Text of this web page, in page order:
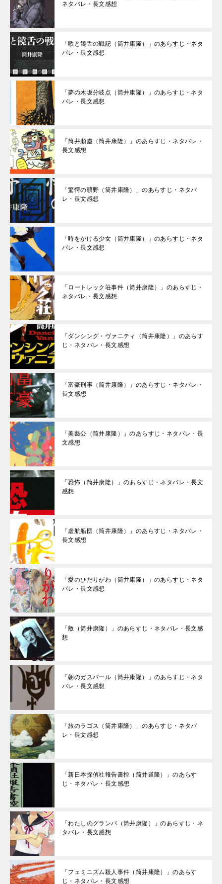
ネタバレ・長文感想
「歌と饒舌の戦記（筒井康隆）」のあらすじ・ネタ
バレ・長文感想
「夢の木坂分岐点（筒井康隆）」のあらすじ・ネタ
バレ・長文感想
「筒井順慶（筒井康隆）」のあらすじ・ネタバレ・
長文感想
「驚愕の曠野（筒井康隆）」のあらすじ・ネタバ
レ・長文感想
「時をかける少女（筒井康隆）」のあらすじ・ネタ
バレ・長文感想
「ロートレック荘事件（筒井康隆）」のあらすじ・
ネタバレ・長文感想
「ダンシング・ヴァニティ（筒井康隆）」のあらす
じ・ネタバレ・長文感想
「富豪刑事（筒井康隆）」のあらすじ・ネタバレ・
長文感想
「美藝公（筒井康隆）」のあらすじ・ネタバレ・長
文感想
「恐怖（筒井康隆）」のあらすじ・ネタバレ・長文
感想
「虚航船団（筒井康隆）」のあらすじ・ネタバレ・
長文感想
「愛のひだりがわ（筒井康隆）」のあらすじ・ネタ
バレ・長文感想
「敵（筒井康隆）」のあらすじ・ネタバレ・長文感
想
「朝のガスパール（筒井康隆）」のあらすじ・ネタ
バレ・長文感想
「旅のラゴス（筒井康隆）」のあらすじ・ネタバ
レ・長文感想
「新日本探偵社報告書控（筒井道隆）」のあらす
じ・ネタバレ・長文感想
「わたしのグランパ（筒井康隆）」のあらすじ・ネ
タバレ・長文感想
「フェミニズム殺人事件（筒井康隆）」のあらす
じ・ネタバレ・長文感想